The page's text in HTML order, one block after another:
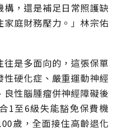
，還是補足日常照護缺
庭財務壓力。」林宗佑
是多面向的，這張保單
硬化症、嚴重運動神經
性腦腫瘤併神經障礙後
1至6級失能豁免保費機
歲，全面接住高齡退化